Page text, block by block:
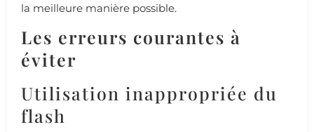
la meilleure manière possible.
Les erreurs courantes à
éviter
Utilisation inappropriée du
flash